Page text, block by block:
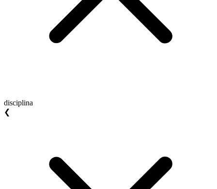
disciplina
❮